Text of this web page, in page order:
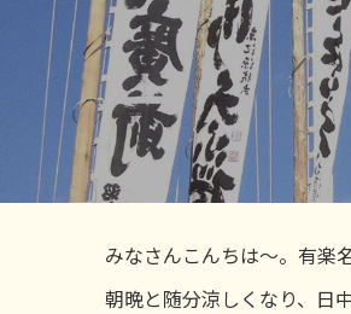
みなさんこんちは～。有楽
朝晩と随分涼しくなり、日